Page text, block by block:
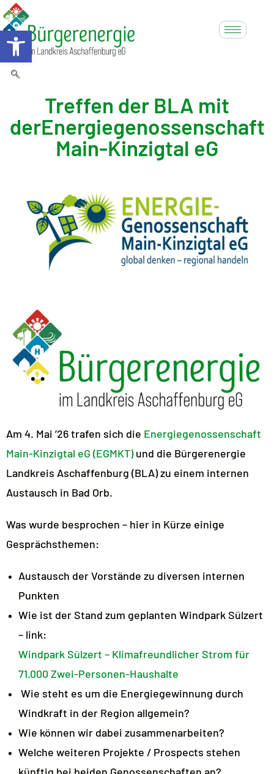
Werkzeugleiste öffnen
Treffen der BLA mit
derEnergiegenossenschaft
Main-Kinzigtal eG
Am 4. Mai ’26 trafen sich die Energiegenossenschaft
Main-Kinzigtal eG (EGMKT)und die Bürgerenergie
Landkreis Aschaffenburg (BLA) zu einem internen
Austausch in Bad Orb.
Was wurde besprochen – hier in Kürze einige
Gesprächsthemen:
Austausch der Vorstände zu diversen internen
Punkten
Wie ist der Stand zum geplanten Windpark Sülzert
– link:
Windpark Sülzert – Klimafreundlicher Strom für
71.000 Zwei-Personen-Haushalte
Wie steht es um die Energiegewinnung durch
Windkraft in der Region allgemein?
Wie können wir dabei zusammenarbeiten?
Welche weiteren Projekte / Prospects stehen